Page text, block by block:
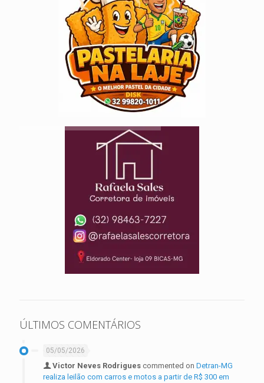
ÚLTIMOS COMENTÁRIOS
05/05/2026
Victor Neves Rodrigues commented on Detran-MG
realiza leilão com carros e motos a partir de R$ 300 em